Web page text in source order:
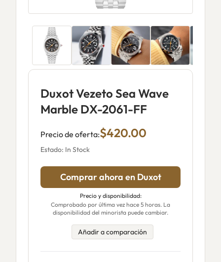
Duxot Vezeto Sea Wave
Marble DX-2061-FF
Precio de oferta:$420.00
Estado: In Stock
Comprar ahora en Duxot
Precio y disponibilidad:
Comprobado por última vez hace 5 horas. La
disponibilidad del minorista puede cambiar.
Añadir a comparación